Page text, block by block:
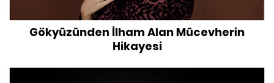
Gökyüzünden İlham Alan Mücevherin
Hikayesi